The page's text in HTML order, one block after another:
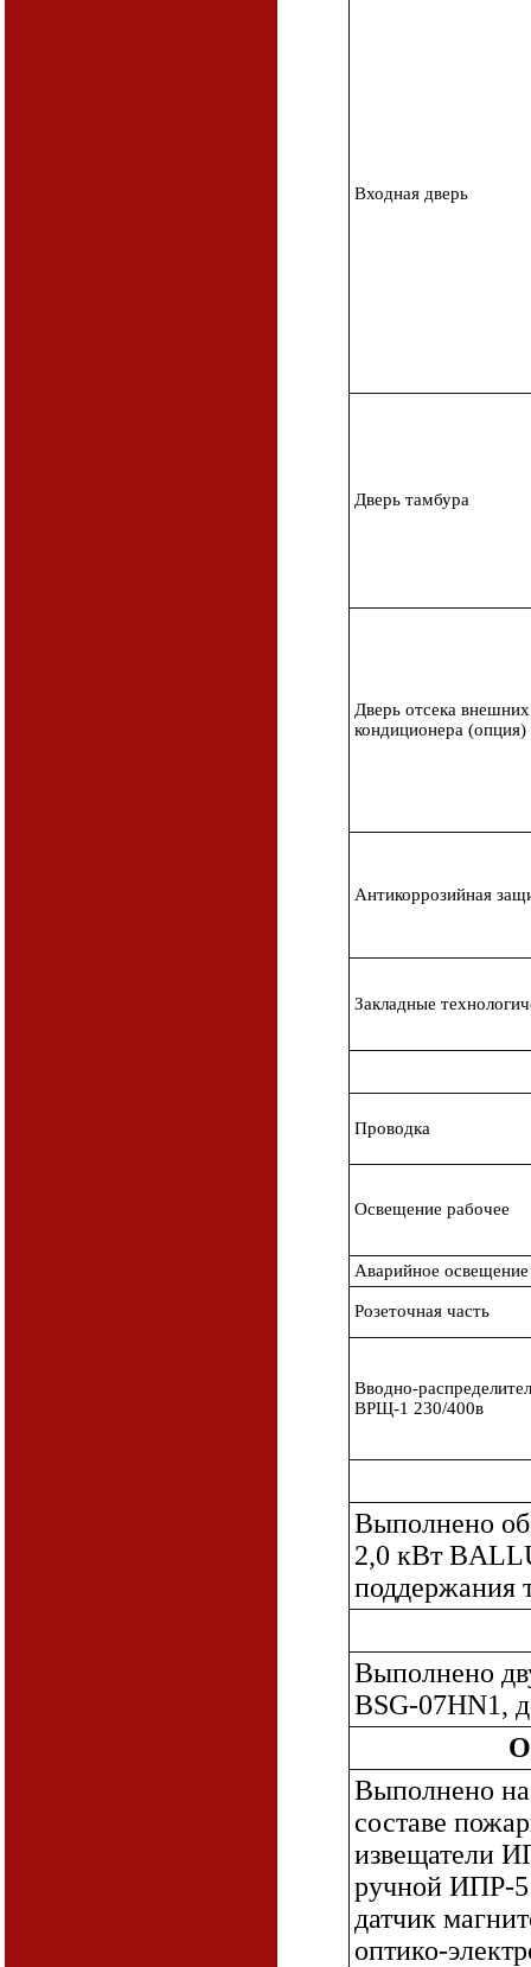
Входная дверь
Дверь тамбура
Дверь отсека
кондиционера (опция)
Антикоррозийная
Закладные
Проводка
Освещение рабочее
Аварийное освещение
Розеточная часть
Вводно-
ВРЩ-1 230/400в
Выполнено
2,0 кВт
поддержания
Выполнено
BSG-07HN1,
Выполнено
составе
извещатели
ручной ИПР-
датчик
оптико-